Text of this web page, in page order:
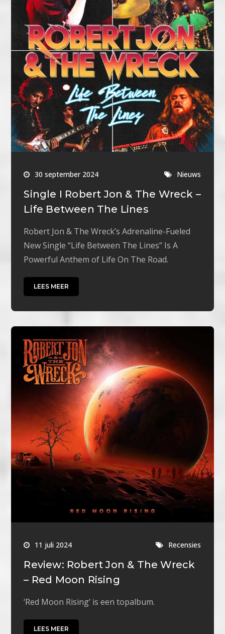
30 september 2024 Nieuws
Single I Robert Jon & The Wreck –
Life Between The Lines
Robert Jon & The Wreck’s Adrenaline-Fueled
New Single “Life Between The Lines” Is A
Powerful Anthem of Life On The Road.
LEES MEER
11 juli 2024 Recensies
Review: Robert Jon & The Wreck
– Red Moon Rising
‘Red Moon Rising’ is een topalbum.
LEES MEER